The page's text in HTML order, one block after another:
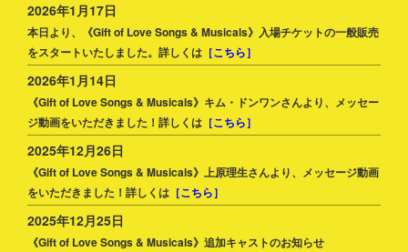
2026年1月17日
本日より、《Gift of Love Songs & Musicals》入場チケットの一般販売
をスタートいたしました。詳しくは ［こちら］
2026年1月14日
《Gift of Love Songs & Musicals》キム・ドンワンさんより、メッセー
ジ動画をいただきました！詳しくは ［こちら］
2025年12月26日
《Gift of Love Songs & Musicals》上原理生さんより、メッセージ動画
をいただきました！詳しくは ［こちら］
2025年12月25日
《Gift of Love Songs & Musicals》追加キャストのお知らせ